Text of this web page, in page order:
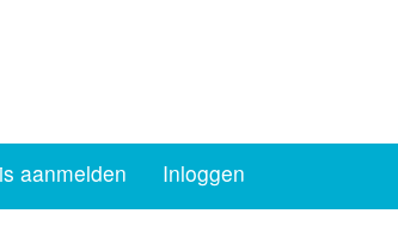
aanmelden Inloggen